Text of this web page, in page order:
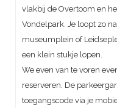
vlakbij de Overtoom en
Vondelpark. Je loopt zo
museumplein of
een klein stukje lopen.
We even van te voren
reserveren. De
toegangscode via je